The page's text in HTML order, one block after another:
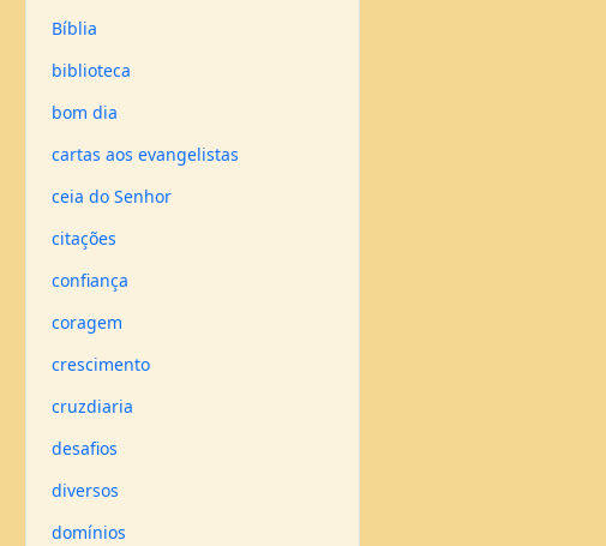
Bíblia
biblioteca
bom dia
cartas aos evangelistas
ceia do Senhor
citações
confiança
coragem
crescimento
cruzdiaria
desafios
diversos
domínios